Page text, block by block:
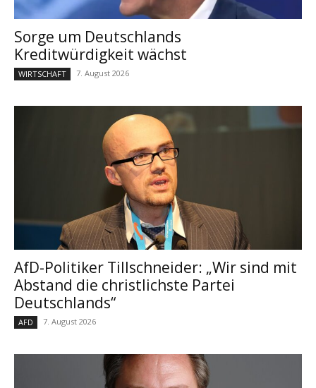
Sorge um Deutschlands
Kreditwürdigkeit wächst
WIRTSCHAFT 7. August 2026
AfD-Politiker Tillschneider: „Wir sind mit
Abstand die christlichste Partei
Deutschlands“
AFD 7. August 2026